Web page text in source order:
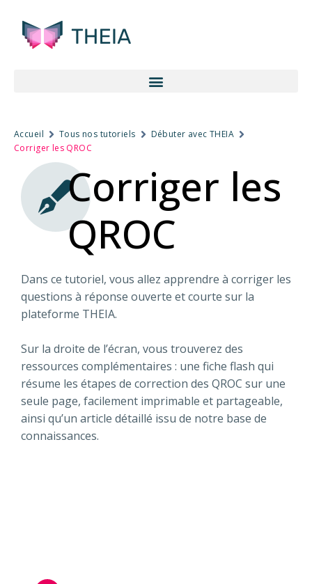
Accueil Tous nos tutoriels
Débuter avec THEIA
Corriger les QROC
Corriger les
QROC
Dans ce tutoriel, vous allez apprendre à corriger les
questions à réponse ouverte et courte sur la
plateforme THEIA.
Sur la droite de l’écran, vous trouverez des
ressources complémentaires : une fiche flash qui
résume les étapes de correction des QROC sur une
seule page, facilement imprimable et partageable,
ainsi qu’un article détaillé issu de notre base de
connaissances.